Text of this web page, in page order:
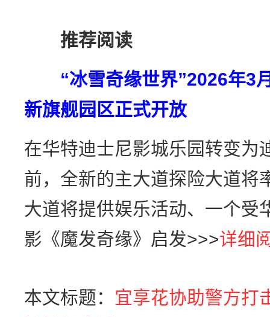
推荐阅读
“冰雪奇缘世界”2026年3
新旗舰园区正式开放
在华特迪士尼影城乐园转变为
前，全新的主大道探险大道将
大道将提供娱乐活动、一个受
影《魔发奇缘》启发>>>详细
本文标题： 宜享花协助警方打